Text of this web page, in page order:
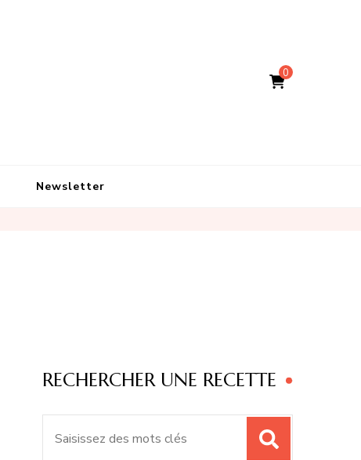
0
Newsletter
RECHERCHER UNE RECETTE